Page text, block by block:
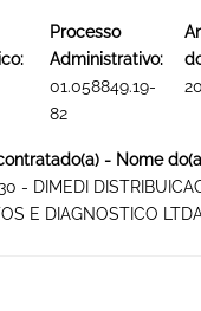
Processo
Administrativo:
01.058849.19-
82
- Nome
- DIMEDI
E DIAGNOSTICO